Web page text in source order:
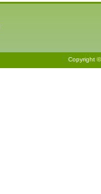
Copyright